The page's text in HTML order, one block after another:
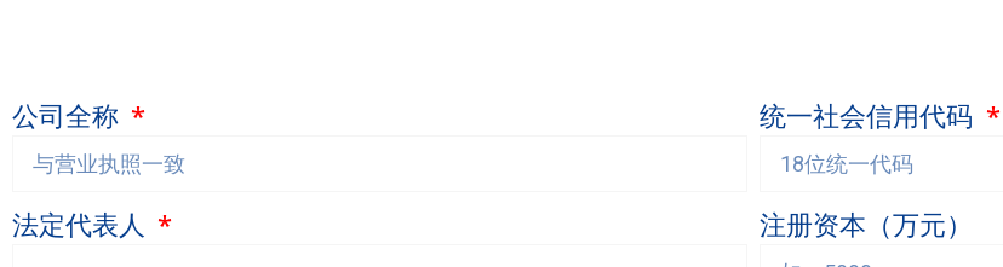
公司全称 统一社会信用代码
法定代表人 注册资本（万元）